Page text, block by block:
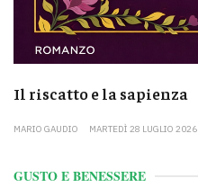
Il riscatto e la sapienza
MARIO GAUDIO MARTEDÌ 28 LUGLIO 2026
GUSTO E BENESSERE